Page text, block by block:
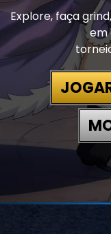
Explore, faça
em